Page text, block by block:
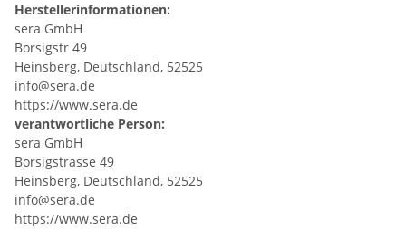
Herstellerinformationen:
sera GmbH
Borsigstr 49
Heinsberg, Deutschland, 52525
info@sera.de
https://www.sera.de
verantwortliche Person:
sera GmbH
Borsigstrasse 49
Heinsberg, Deutschland, 52525
info@sera.de
https://www.sera.de